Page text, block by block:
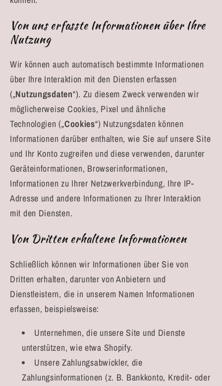
Von uns erfasste Informationen über Ihre
Nutzung
Wir können auch automatisch bestimmte Informationen
über Ihre Interaktion mit den Diensten erfassen
(„Nutzungsdaten“). Zu diesem Zweck verwenden wir
möglicherweise Cookies, Pixel und ähnliche
Technologien („Cookies“) Nutzungsdaten können
Informationen darüber enthalten, wie Sie auf unsere Site
und Ihr Konto zugreifen und diese verwenden, darunter
Geräteinformationen, Browserinformationen,
Informationen zu Ihrer Netzwerkverbindung, Ihre IP-
Adresse und andere Informationen zu Ihrer Interaktion
mit den Diensten.
Von Dritten erhaltene Informationen
Schließlich können wir Informationen über Sie von
Dritten erhalten, darunter von Anbietern und
Dienstleistern, die in unserem Namen Informationen
erfassen, beispielsweise:
Unternehmen, die unsere Site und Dienste
unterstützen, wie etwa Shopify.
Unsere Zahlungsabwickler, die
Zahlungsinformationen (z. B. Bankkonto, Kredit- oder